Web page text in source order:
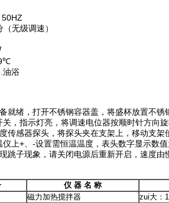
无级调速）
油浴
就绪，打开不锈钢容器盖，将盛杯放置不
，指示灯亮，将调速电位器按顺时针方向
传感器探头，将探头夹在支架上，移动支
上+、-设置需恒温温度，表头数字显示数
跳子现象，请关闭电源后重新开启，速度由
仪 器 名 称
磁力加热搅拌器 zui大：